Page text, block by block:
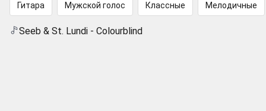
Гитара Мужской голос Классные Мелодичные
Seeb & St. Lundi - Colourblind